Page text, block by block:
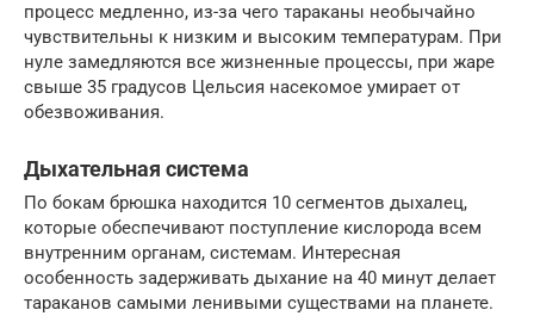
процесс медленно, из-за чего тараканы необычайно
чувствительны к низким и высоким температурам. При
нуле замедляются все жизненные процессы, при жаре
свыше 35 градусов Цельсия насекомое умирает от
обезвоживания.
Дыхательная система
По бокам брюшка находится 10 сегментов дыхалец,
которые обеспечивают поступление кислорода всем
внутренним органам, системам. Интересная
особенность задерживать дыхание на 40 минут делает
тараканов самыми ленивыми существами на планете.